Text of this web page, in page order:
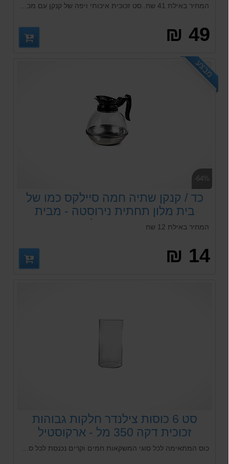
49 ₪
מבצע
-64%
כד / קנקן שתיה חמה סיילקס כמו של
בית מלון תחתית נירוסטה - מבית
ארקוסטיל
המחיר באילת 12 שח
14 ₪
סט 6 כוסות צילנדר חלקות גבוהות
זכוכית דקה 350 מל - ארקוסטיל
כוס המתאימה לכל סוגי המשקאות חמים וקרים נכנסת לכל סוגי המדיח התעשייתי, המוסדי והביתי. הכוס ממפעל פסבחצ'ה passabache, אחד המפעלים הגדולים והטובים בעולם בייצור זכוכית.